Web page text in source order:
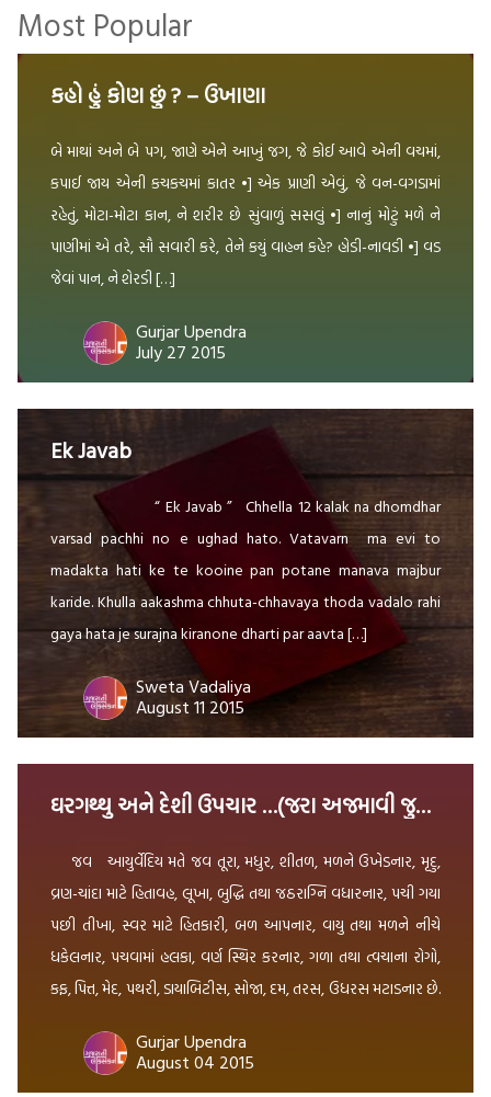
Most Popular
કહો હું કોણ છું ? – ઉખાણા
બે માથાં અને બે પગ, જાણે એને આખું જગ, જે કોઈ આવે એની વચમાં,
કપાઈ જાય એની કચકચમાં કાતર •] એક પ્રાણી એવું, જે વન-વગડામાં
રહેતું, મોટા-મોટા કાન, ને શરીર છે સુંવાળું સસલું •] નાનું મોટું મળે ને
પાણીમાં એ તરે, સૌ સવારી કરે, તેને કયું વાહન કહે? હોડી-નાવડી •] વડ
જેવાં પાન, ને શેરડી […]
Gurjar Upendra
July 27 2015
Ek Javab
“ Ek Javab ” Chhella 12 kalak na dhomdhar
varsad pachhi no e ughad hato. Vatavarn ma evi to
madakta hati ke te kooine pan potane manava majbur
karide. Khulla aakashma chhuta-chhavaya thoda vadalo rahi
gaya hata je surajna kiranone dharti par aavta […]
Sweta Vadaliya
August 11 2015
ઘરગથ્થુ અને દેશી ઉપચાર …(જરા અજમાવી જુઓ …) …
જવ આયુર્વેદિય મતે જવ તૂરા, મધુર, શીતળ, મળને ઉખેડનાર, મૃદુ,
વ્રણ-ચાંદા માટે હિતાવહ, લૂખા, બુદ્ધિ તથા જઠરાગ્નિ વધારનાર, પચી ગયા
પછી તીખા, સ્વર માટે હિતકારી, બળ આપનાર, વાયુ તથા મળને નીચે
ધકેલનાર, પચવામાં હલકા, વર્ણ સ્થિર કરનાર, ગળા તથા ત્વચાના રોગો,
કફ, પિત્ત, મેદ, પથરી, ડાયાબિટીસ, સોજા, દમ, તરસ, ઉધરસ મટાડનાર છે.
Gurjar Upendra
August 04 2015